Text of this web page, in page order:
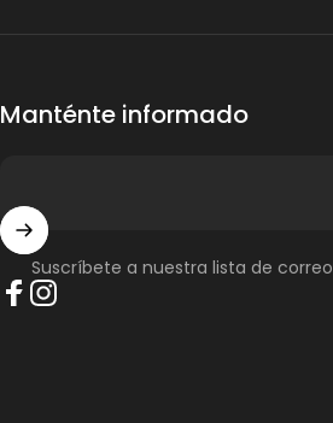
Manténte informado
Suscríbete a nuestra lista de correo